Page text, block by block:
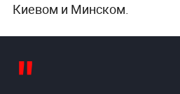
Киевом и Минском.